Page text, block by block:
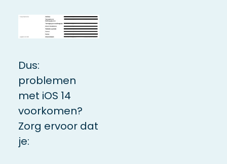
Dus:
problemen
met iOS 14
voorkomen?
Zorg ervoor dat
je: